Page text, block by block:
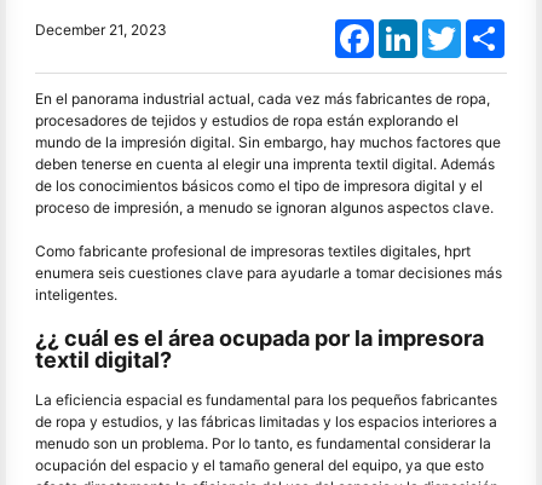
December 21, 2023 FacebookLinkedInTwitter
En el panorama industrial actual, cada vez más fabricantes de ropa,
procesadores de tejidos y estudios de ropa están explorando el
mundo de la impresión digital. Sin embargo, hay muchos factores que
deben tenerse en cuenta al elegir una imprenta textil digital. Además
de los conocimientos básicos como el tipo de impresora digital y el
proceso de impresión, a menudo se ignoran algunos aspectos clave.
Como fabricante profesional de impresoras textiles digitales, hprt
enumera seis cuestiones clave para ayudarle a tomar decisiones más
inteligentes.
¿¿ cuál es el área ocupada por la impresora
textil digital?
La eficiencia espacial es fundamental para los pequeños fabricantes
de ropa y estudios, y las fábricas limitadas y los espacios interiores a
menudo son un problema. Por lo tanto, es fundamental considerar la
ocupación del espacio y el tamaño general del equipo, ya que esto